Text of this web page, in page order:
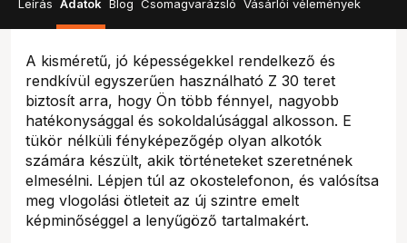
Leírás Adatok Blog Csomagvarázsló Vásárlói vélemények
A kisméretű, jó képességekkel rendelkező és
rendkívül egyszerűen használható Z 30 teret
biztosít arra, hogy Ön több fénnyel, nagyobb
hatékonysággal és sokoldalúsággal alkosson. E
tükör nélküli fényképezőgép olyan alkotók
számára készült, akik történeteket szeretnének
elmesélni. Lépjen túl az okostelefonon, és valósítsa
meg vlogolási ötleteit az új szintre emelt
képminőséggel a lenyűgöző tartalmakért.